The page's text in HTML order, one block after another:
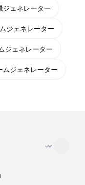
ジェネレーター
ジェネレーター
ジェネレーター
ジェネレーター
⌄